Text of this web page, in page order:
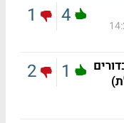
4
1
1
2